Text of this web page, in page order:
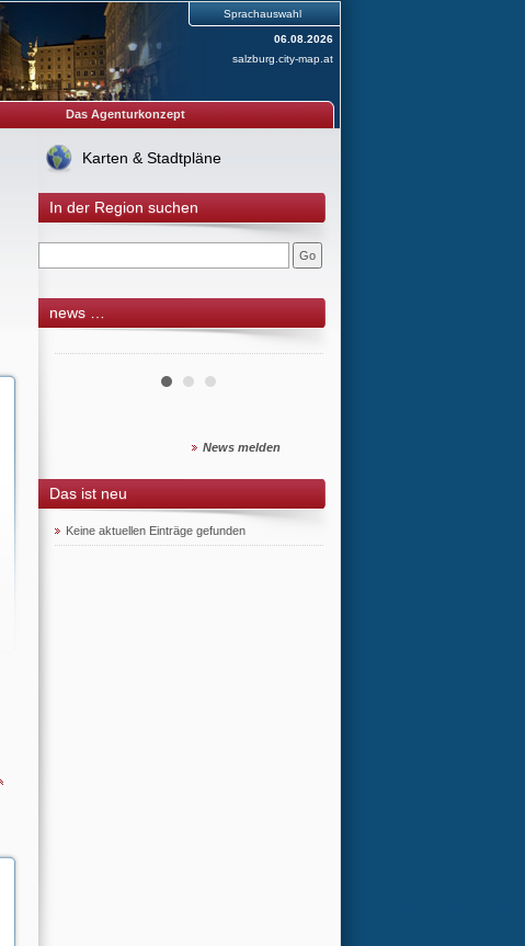
Sprachauswahl
06.08.2026
salzburg.city-map.at
Das Agenturkonzept
Karten & Stadtpläne
In der Region suchen
news …
News melden
Das ist neu
Keine aktuellen Einträge gefunden